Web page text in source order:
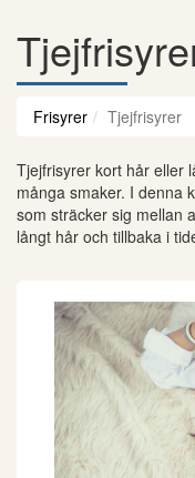
Frisyrer Tjejfrisyrer
Tjejfrisyrer kort hår eller
många smaker. I denna
som sträcker sig mellan
långt hår och tillbaka i